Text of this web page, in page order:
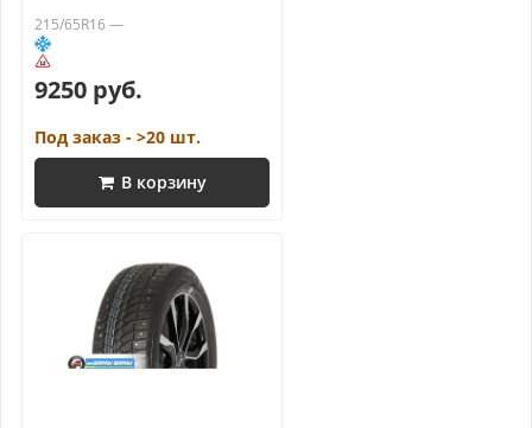
215/65R16 —
9250 руб.
Под заказ - >20 шт.
В корзину